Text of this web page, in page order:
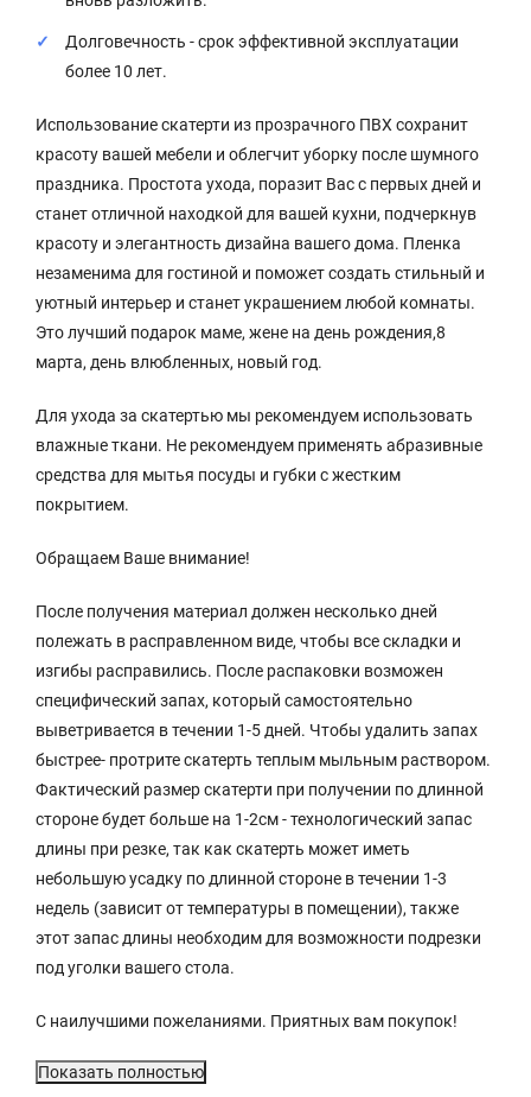
Долговечность - срок эффективной эксплуатации
более 10 лет.
Использование скатерти из прозрачного ПВХ сохранит
красоту вашей мебели и облегчит уборку после шумного
праздника. Простота ухода, поразит Вас с первых дней и
станет отличной находкой для вашей кухни, подчеркнув
красоту и элегантность дизайна вашего дома. Пленка
незаменима для гостиной и поможет создать стильный и
уютный интерьер и станет украшением любой комнаты.
Это лучший подарок маме, жене на день рождения,8
марта, день влюбленных, новый год.
Для ухода за скатертью мы рекомендуем использовать
влажные ткани. Не рекомендуем применять абразивные
средства для мытья посуды и губки с жестким
покрытием.
Обращаем Ваше внимание!
После получения материал должен несколько дней
полежать в расправленном виде, чтобы все складки и
изгибы расправились. После распаковки возможен
специфический запах, который самостоятельно
выветривается в течении 1-5 дней. Чтобы удалить запах
быстрее- протрите скатерть теплым мыльным раствором.
Фактический размер скатерти при получении по длинной
стороне будет больше на 1-2см - технологический запас
длины при резке, так как скатерть может иметь
небольшую усадку по длинной стороне в течении 1-3
недель (зависит от температуры в помещении), также
этот запас длины необходим для возможности подрезки
под уголки вашего стола.
С наилучшими пожеланиями. Приятных вам покупок!
Показать полностью